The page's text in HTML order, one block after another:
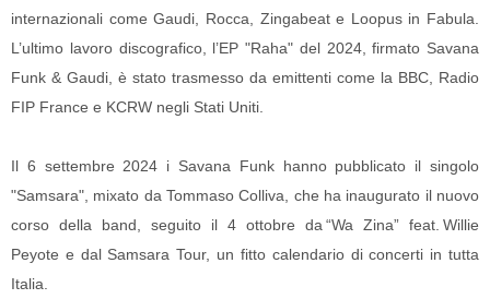
internazionali come Gaudi, Rocca, Zingabeat e Loopus in Fabula.
L’ultimo lavoro discografico, l’EP "Raha" del 2024, firmato Savana
Funk & Gaudi, è stato trasmesso da emittenti come la BBC, Radio
FIP France e KCRW negli Stati Uniti.
Il 6 settembre 2024 i Savana Funk hanno pubblicato il singolo
"Samsara", mixato da Tommaso Colliva, che ha inaugurato il nuovo
corso della band, seguito il 4 ottobre da “Wa Zina” feat. Willie
Peyote e dal Samsara Tour, un fitto calendario di concerti in tutta
Italia.